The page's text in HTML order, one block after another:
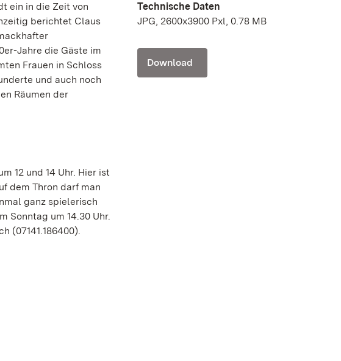
ein in die Zeit von
berichtet Claus
Jahre die Gäste im
Frauen in Schloss
und auch noch
Räumen der
12 und 14 Uhr. Hier ist
dem Thron darf man
ganz spielerisch
Sonntag um 14.30 Uhr.
(07141.186400).
Technische Daten
JPG, 2600x3900 Pxl, 0.78 MB
Download